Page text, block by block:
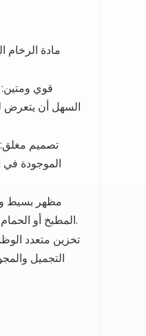
مادة الرخام
قوي ومتين:
السهل أن يتعرض
تصميم مغلق:
الموجودة في
مظهر بسيط
المطبخ أو الحمام أو الدراسة أو غرفة النوم، فإنه يمكن أن يمتزج بشكل مثالي مع أنماط المنزل المختلفة ويعزز أسلوب المساحة.
تخزين متعدد
التجميل